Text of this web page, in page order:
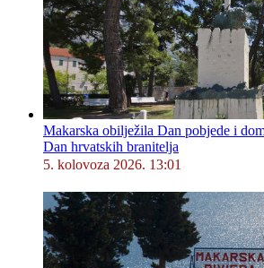
Makarska obilježila Dan pobjede i
Dan hrvatskih branitelja
5. kolovoza 2026. 13:01